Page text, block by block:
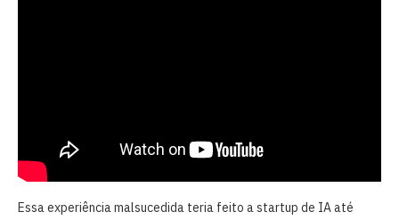
Essa experiência malsucedida teria feito a startup de IA até